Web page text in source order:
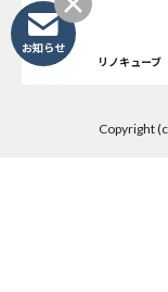
リノキューブ
Copyright
お知らせ